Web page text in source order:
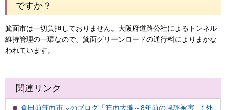
ですか？
箕面市は一切負担しておりません。大阪府道路公社によるトンネル
維持管理の一環なので、箕面グリーンロードの通行料によりまかな
われています。
関連リンク
倉田前箕面市長のブログ「箕面大瀧～8年前の風評被害」( 外